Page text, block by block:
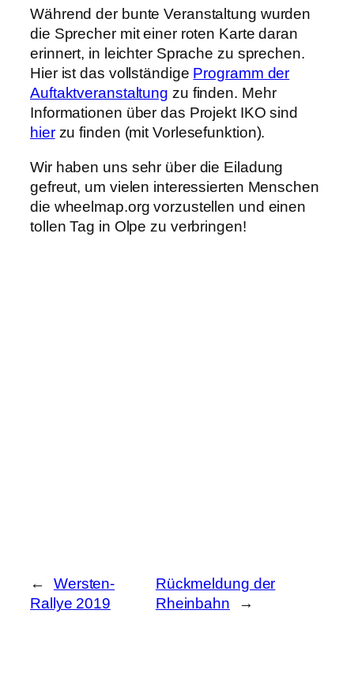
Während der bunte Veranstaltung wurden
die Sprecher mit einer roten Karte daran
erinnert, in leichter Sprache zu sprechen.
Hier ist das vollständige Programm der
Auftaktveranstaltung zu finden. Mehr
Informationen über das Projekt IKO sind
hierzu finden (mit Vorlesefunktion).
Wir haben uns sehr über die Eiladung
gefreut, um vielen interessierten Menschen
die wheelmap.org vorzustellen und einen
tollen Tag in Olpe zu verbringen!
←
Wersten-
Rallye 2019
Rückmeldung der
Rheinbahn
→